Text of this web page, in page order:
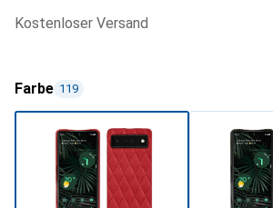
kostenloser Versand
Farbe 119